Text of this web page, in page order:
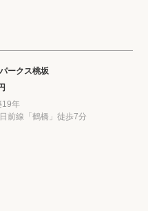
ークス桃坂
19年
前線「鶴橋」徒歩7分